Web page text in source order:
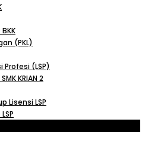
(PKL)
(LSP)
KRIAN 2
Lisensi LSP